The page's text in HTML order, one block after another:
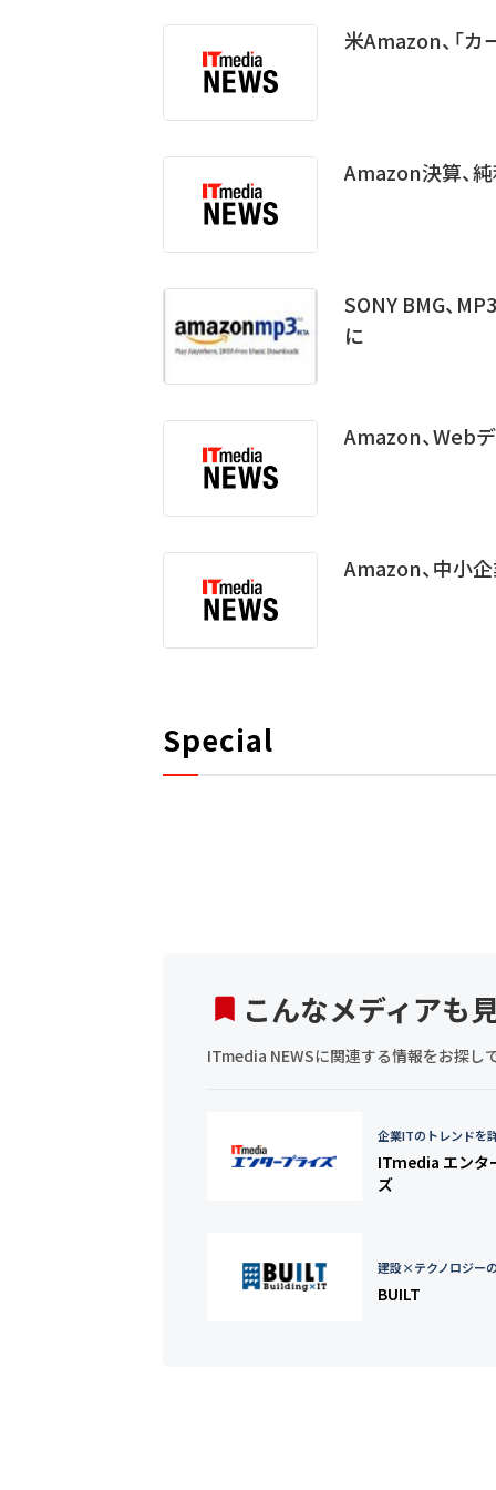
米Amazon、「
Amazon決算、
SONY BMG、
に
Amazon、Web
Amazon、中小
Special
こんなメディアも
ITmedia NEWSに関連する情報をお探し
企業ITのトレンドを
ITmedia エンタ
ズ
建設×テクノロジー
BUILT